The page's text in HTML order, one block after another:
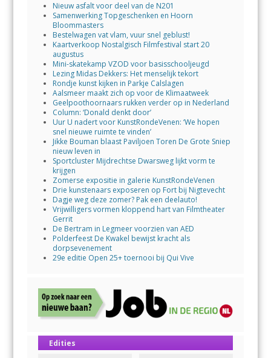
Nieuw asfalt voor deel van de N201
Samenwerking Topgeschenken en Hoorn
Bloommasters
Bestelwagen vat vlam, vuur snel geblust!
Kaartverkoop Nostalgisch Filmfestival start 20
augustus
Mini-skatekamp VZOD voor basisschooljeugd
Lezing Midas Dekkers: Het menselijk tekort
Rondje kunst kijken in Parkje Calslagen
Aalsmeer maakt zich op voor de Klimaatweek
Geelpoothoornaars rukken verder op in Nederland
Column: ‘Donald denkt door’
Uur U nadert voor KunstRondeVenen: ‘We hopen
snel nieuwe ruimte te vinden’
Jikke Bouman blaast Paviljoen Toren De Grote Sniep
nieuw leven in
Sportcluster Mijdrechtse Dwarsweg lijkt vorm te
krijgen
Zomerse expositie in galerie KunstRondeVenen
Drie kunstenaars exposeren op Fort bij Nigtevecht
Dagje weg deze zomer? Pak een deelauto!
Vrijwilligers vormen kloppend hart van Filmtheater
Gerrit
De Bertram in Legmeer voorzien van AED
Polderfeest De Kwakel bewijst kracht als
dorpsevenement
29e editie Open 25+ toernooi bij Qui Vive
Edities